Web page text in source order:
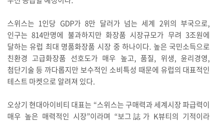
스위스는 1인당 GDP가 8만 달러가 넘는 세계 2위의 부국으로,
인구는 814만명에 불과하지만 화장품 시장규모가 무려 3조원에
달하는 유럽 최대 명품화장품 시장 중 하나이다. 높은 국민소득으로
친환경 고급화장품 선호도가 매우 높고, 품질, 위생, 윤리경영,
첨단기술 등 까다롭지만 보수적인 소비특성 때문에 유럽의 대표적인
테스트 마켓으로 알려져 있다.
오상기 현대아이비티 대표는 “스위스는 구매력과 세계시장 파급력이
매우 높은 매력적인 시장”이라며 “보그誌가 K뷰티의 기적이라